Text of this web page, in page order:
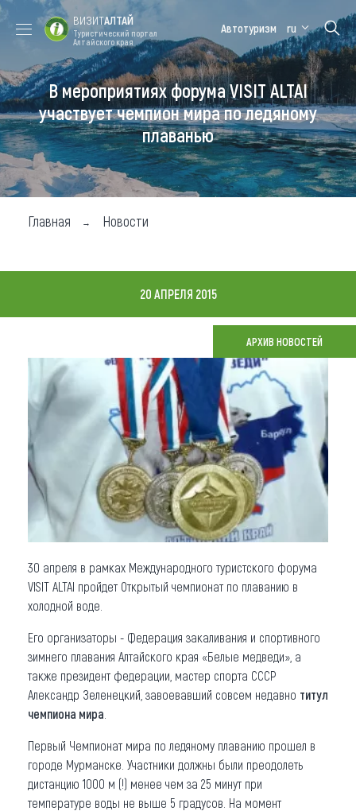
Форум VISIT
ALTAI
Цветение
маральника
Медицинский
форум
Алтайская
зимовка
Туры
Где побывать
Чем заняться
Карта
Что привезти (сувениры)
О регионе
Коллекция впечатлений
Другие рубрики
ВИЗИТАЛТАЙ
Туристический портал
Алтайского края
Автотуризм ru
В мероприятиях форума VISIT ALTAI
участвует чемпион мира по ледяному
плаванью
Главная Новости
20 АПРЕЛЯ 2015
АРХИВ НОВОСТЕЙ
30 апреля в рамках Международного туристского форума
VISIT ALTAI пройдет Открытый чемпионат по плаванию в
холодной воде.
Его организаторы - Федерация закаливания и спортивного
зимнего плавания Алтайского края «Белые медведи», а
также президент федерации, мастер спорта СССР
Александр Зеленецкий, завоевавший совсем недавно титул
чемпиона мира
Первый Чемпионат мира по ледяному плаванию прошел в
городе Мурманске. Участники должны были преодолеть
дистанцию 1000 м (!) менее чем за 25 минут при
температуре воды не выше 5 градусов. На момент